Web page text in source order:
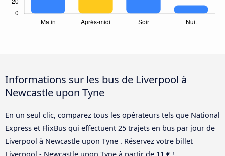
Informations sur les bus de Liverpool à
Newcastle upon Tyne
En un seul clic, comparez tous les opérateurs tels que National
Express et FlixBus qui effectuent 25 trajets en bus par jour de
Liverpool à Newcastle upon Tyne . Réservez votre billet
Liverpool - Newcastle upon Tyne à partir de 11 € !